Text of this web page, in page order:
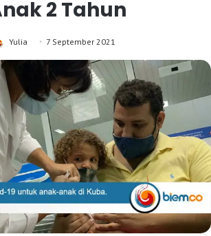
2 Tahun
Yulia 7 September 2021